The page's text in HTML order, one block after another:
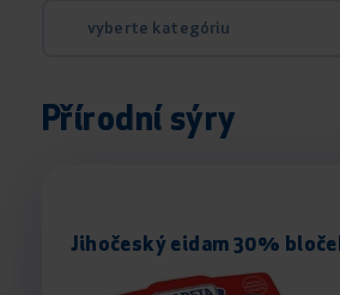
vyberte kategóriu
Přírodní sýry
Jihočeský eidam 30%